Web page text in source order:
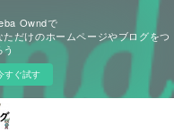
Owndで
ただけのホームページやブログをつ
う
すぐ試す